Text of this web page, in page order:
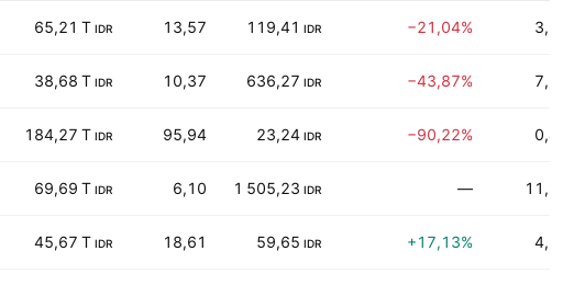
65,21 T IDR 13,57 119,41 IDR −21,04% 3,17%
38,68 T IDR 10,37 636,27 IDR −43,87% 7,83%
184,27 T IDR 95,94 23,24 IDR −90,22% 0,47%
69,69 T IDR 6,10 1 505,23 IDR — 11,19%
45,67 T IDR 18,61 59,65 IDR +17,13% 4,54%